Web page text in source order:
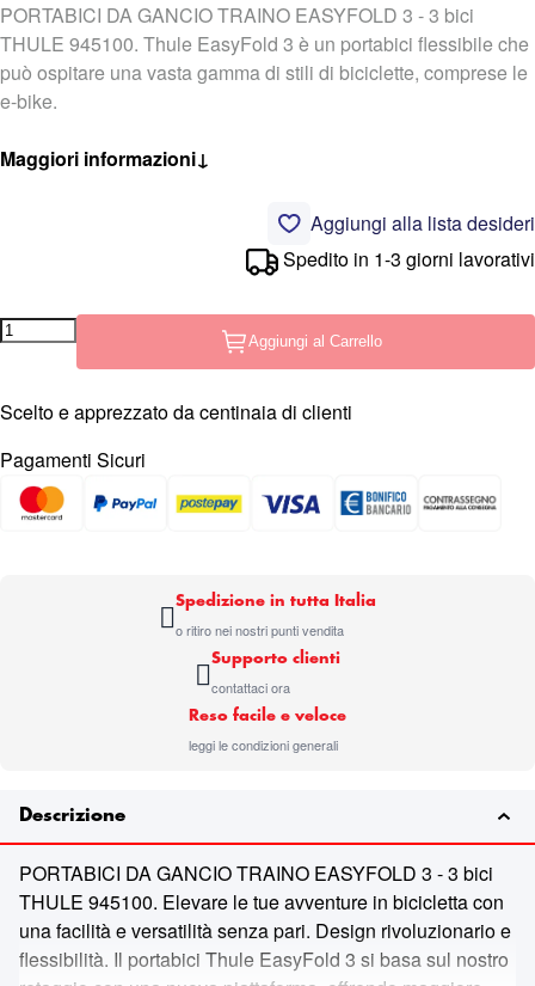
PORTABICI DA GANCIO TRAINO EASYFOLD 3 - 3 bici
THULE 945100. Thule EasyFold 3 è un portabici flessibile che
può ospitare una vasta gamma di stili di biciclette, comprese le
e-bike.
Maggiori informazioni↓
Aggiungi alla lista desideri
Spedito in 1-3 giorni lavorativi
Aggiungi al Carrello
Scelto e apprezzato da centinaia di clienti
Pagamenti Sicuri
Spedizione in tutta Italia
o ritiro nei nostri punti vendita
Supporto clienti
contattaci ora
Reso facile e veloce
leggi le condizioni generali
Descrizione
PORTABICI DA GANCIO TRAINO EASYFOLD 3 - 3 bici
THULE 945100. Elevare le tue avventure in bicicletta con
una facilità e versatilità senza pari. Design rivoluzionario e
flessibilità. Il portabici Thule EasyFold 3 si basa sul nostro